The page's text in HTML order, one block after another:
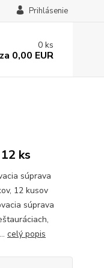
Prihlásenie
0 ks
za 0,00 EUR
ks
súprava
12 kusov
súprava
celý popis